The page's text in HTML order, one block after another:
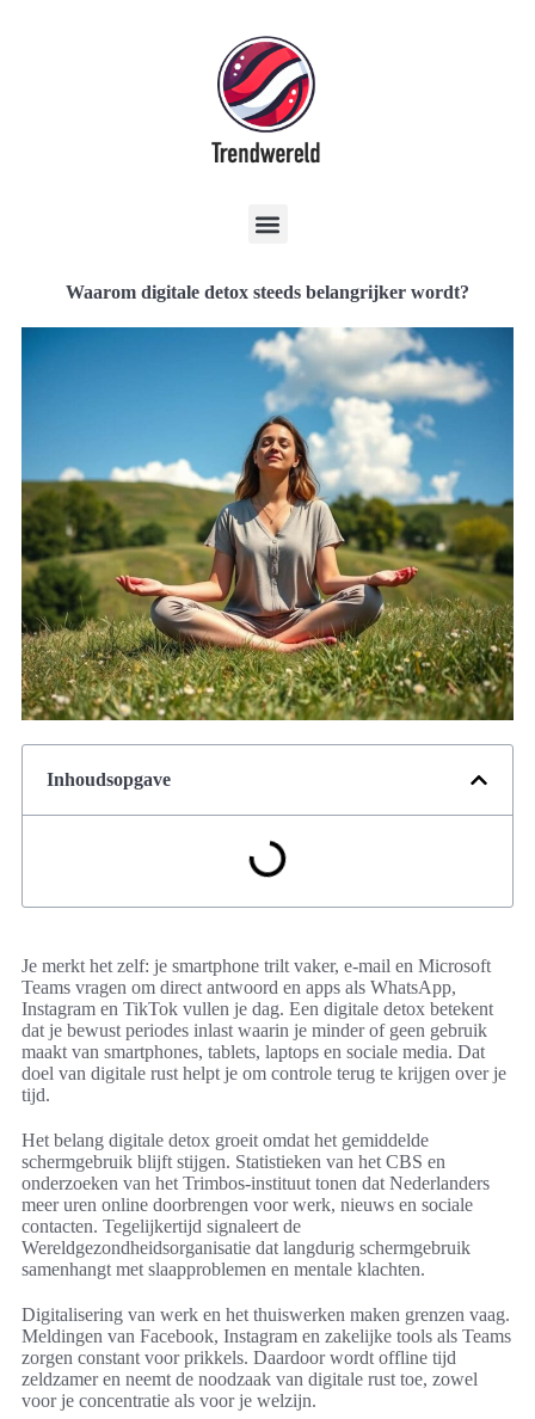
Waarom digitale detox steeds belangrijker wordt?
Inhoudsopgave
Je merkt het zelf: je smartphone trilt vaker, e-mail en Microsoft
Teams vragen om direct antwoord en apps als WhatsApp,
Instagram en TikTok vullen je dag. Een digitale detox betekent
dat je bewust periodes inlast waarin je minder of geen gebruik
maakt van smartphones, tablets, laptops en sociale media. Dat
doel van digitale rust helpt je om controle terug te krijgen over je
tijd.
Het belang digitale detox groeit omdat het gemiddelde
schermgebruik blijft stijgen. Statistieken van het CBS en
onderzoeken van het Trimbos-instituut tonen dat Nederlanders
meer uren online doorbrengen voor werk, nieuws en sociale
contacten. Tegelijkertijd signaleert de
Wereldgezondheidsorganisatie dat langdurig schermgebruik
samenhangt met slaapproblemen en mentale klachten.
Digitalisering van werk en het thuiswerken maken grenzen vaag.
Meldingen van Facebook, Instagram en zakelijke tools als Teams
zorgen constant voor prikkels. Daardoor wordt offline tijd
zeldzamer en neemt de noodzaak van digitale rust toe, zowel
voor je concentratie als voor je welzijn.